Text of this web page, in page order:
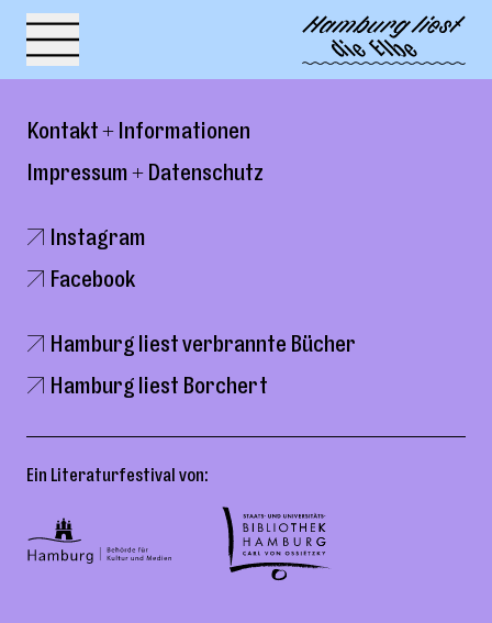
Skip to content
Kontakt + Informationen
Impressum + Datenschutz
🡥 Instagram
🡥 Facebook
🡥 Hamburg liest verbrannte Bücher
🡥 Hamburg liest Borchert
Ein Literaturfestival von: